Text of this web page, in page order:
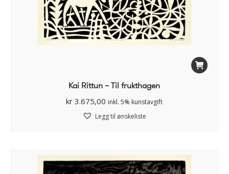
Kai Rittun – Til frukthagen
kr 3.675,00 inkl. 5% kunstavgift
Legg til ønskeliste